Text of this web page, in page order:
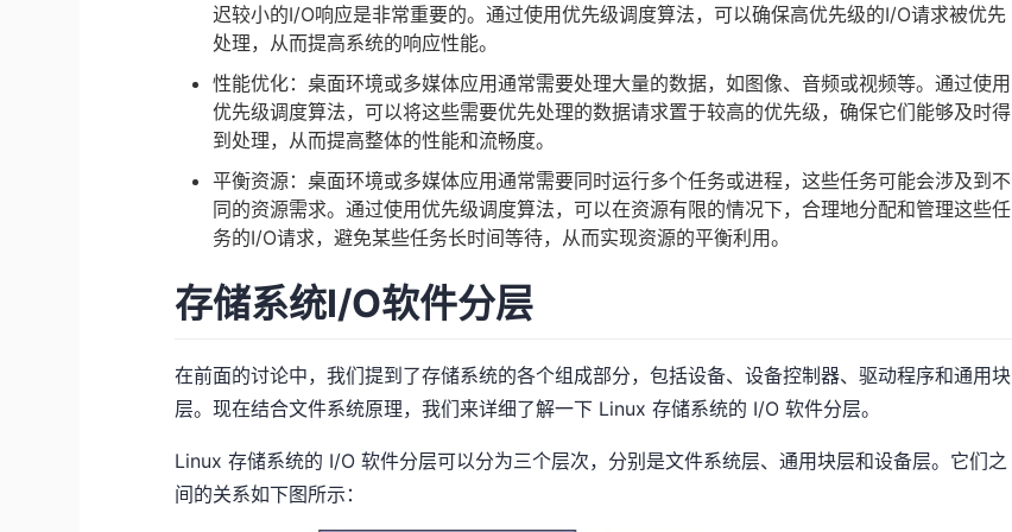
迟较小的I/O响应是非常重要的。通过使用优先级调度算法，可以确保高优先级的I/O请求被优先
处理，从而提高系统的响应性能。
性能优化：桌面环境或多媒体应用通常需要处理大量的数据，如图像、音频或视频等。通过使用
优先级调度算法，可以将这些需要优先处理的数据请求置于较高的优先级，确保它们能够及时得
到处理，从而提高整体的性能和流畅度。
平衡资源：桌面环境或多媒体应用通常需要同时运行多个任务或进程，这些任务可能会涉及到不
同的资源需求。通过使用优先级调度算法，可以在资源有限的情况下，合理地分配和管理这些任
务的I/O请求，避免某些任务长时间等待，从而实现资源的平衡利用。
存储系统I/O软件分层
在前面的讨论中，我们提到了存储系统的各个组成部分，包括设备、设备控制器、驱动程序和通用块
层。现在结合文件系统原理，我们来详细了解一下 Linux 存储系统的 I/O 软件分层。
Linux 存储系统的 I/O 软件分层可以分为三个层次，分别是文件系统层、通用块层和设备层。它们之
间的关系如下图所示：